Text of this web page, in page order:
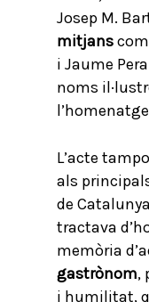
Josep M.
mitjans
i Jaume
noms
l’homenatge
L’acte
als
de
tractava
memòria
gastrònom,
i humilitat,